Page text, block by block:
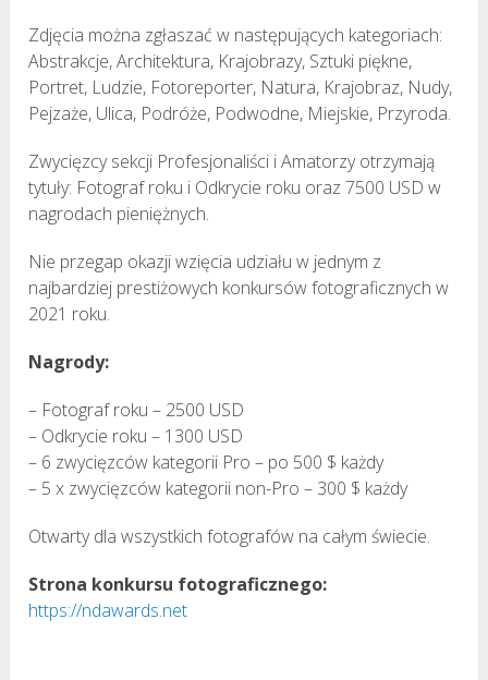
Zdjęcia można zgłaszać w następujących kategoriach:
Abstrakcje, Architektura, Krajobrazy, Sztuki piękne,
Portret, Ludzie, Fotoreporter, Natura, Krajobraz, Nudy,
Pejzaże, Ulica, Podróże, Podwodne, Miejskie, Przyroda.
Zwycięzcy sekcji Profesjonaliści i Amatorzy otrzymają
tytuły: Fotograf roku i Odkrycie roku oraz 7500 USD w
nagrodach pieniężnych.
Nie przegap okazji wzięcia udziału w jednym z
najbardziej prestiżowych konkursów fotograficznych w
2021 roku.
Nagrody:
– Fotograf roku – 2500 USD
– Odkrycie roku – 1300 USD
– 6 zwycięzców kategorii Pro – po 500 $ każdy
– 5 x zwycięzców kategorii non-Pro – 300 $ każdy
Otwarty dla wszystkich fotografów na całym świecie.
Strona konkursu fotograficznego:
https://ndawards.net